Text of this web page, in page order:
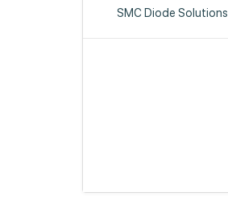
SMC Diode Solutions